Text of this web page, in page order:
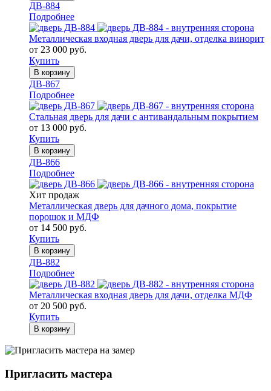
ДВ-884
Подробнее
Металлическая входная дверь для дачи, отделка винорит
от 23 000 руб.
Купить
В корзину
ДВ-867
Подробнее
Стальная дверь для дачи с антивандальным покрытием
от 13 000 руб.
Купить
В корзину
ДВ-866
Подробнее
Хит продаж
Металлическая дверь для дачного дома, покрытие
порошок и МДФ
от 14 500 руб.
Купить
В корзину
ДВ-882
Подробнее
Металлическая входная дверь для дачи, отделка МДФ
от 20 500 руб.
Купить
В корзину
Пригласить мастера